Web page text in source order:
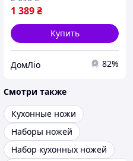
1 389₴
Купить
ДомЛіо 82%
Смотри также
Кухонные ножи
Наборы ножей
Набор кухонных ножей